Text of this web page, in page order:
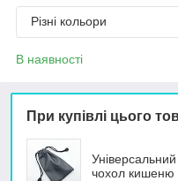
Різні кольори
В наявності
При купівлі цього
чохол кишеню